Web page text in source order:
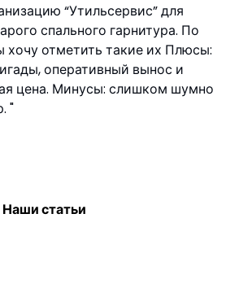
“Утильсервис” для
спального гарнитура. По
хочу отметить такие их Плюсы:
оперативный вынос и
цена. Минусы: слишком шумно
Наши статьи